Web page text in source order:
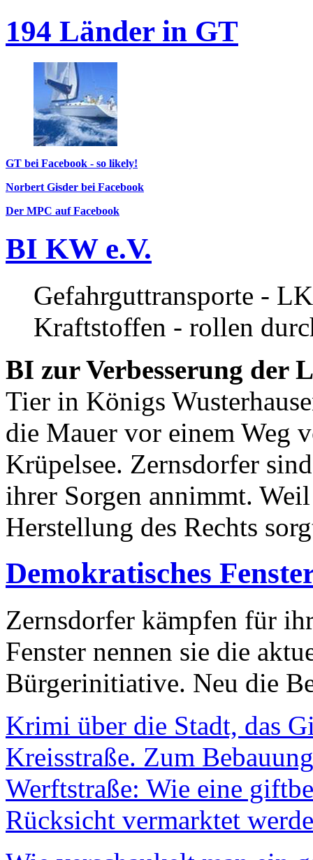
194 Länder in GT
GT bei Facebook - so likely!
Norbert Gisder bei Facebook
Der MPC auf Facebook
BI KW e.V.
Gefahrguttransporte -
Kraftstoffen - rollen
BI zur Verbesserung der
Tier in Königs
die Mauer vor einem Weg
Krüpelsee. Zernsdorfer
ihrer Sorgen annimmt.
Herstellung des Rechts
Demokratisches
Zernsdorfer kämpfen für
Fenster nennen sie die
Bürgerinitiative. Neu die
Krimi über die Stadt, das
Kreisstraße. Zum
Werftstraße: Wie eine
Rücksicht vermarktet